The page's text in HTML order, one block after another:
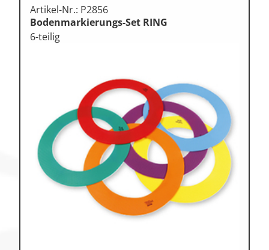
Artikel-Nr.: P2856
Bodenmarkierungs-Set RING
6-teilig